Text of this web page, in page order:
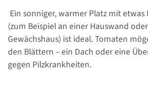
Ein sonniger, warmer Platz mit etwas
(zum Beispiel an einer Hauswand
Gewächshaus) ist ideal. Tomaten
den Blättern – ein Dach oder eine
gegen Pilzkrankheiten.